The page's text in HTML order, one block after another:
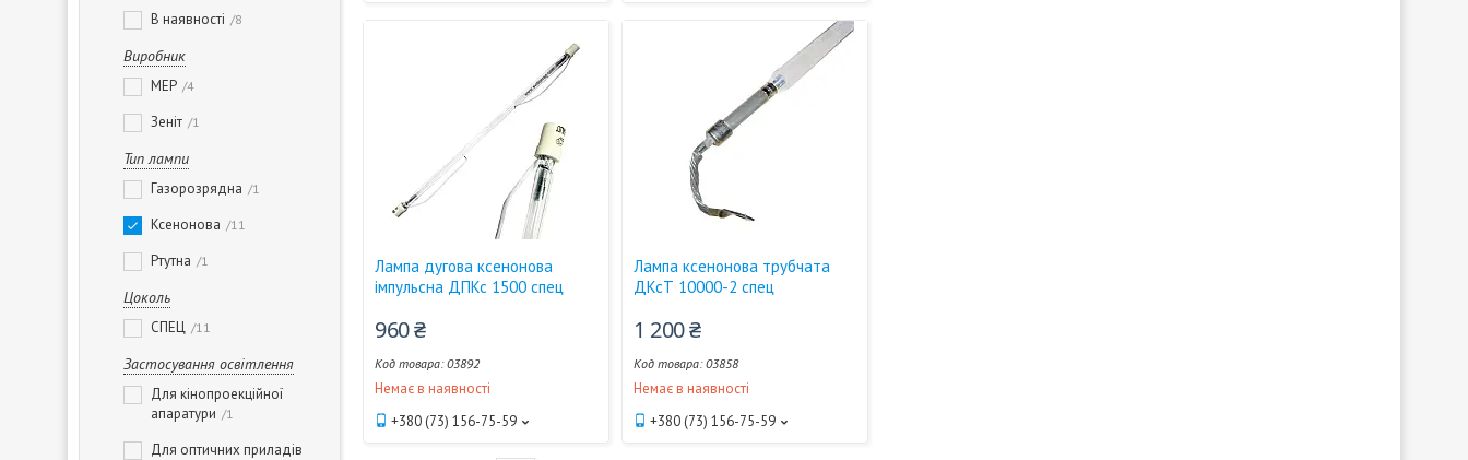
В наявності 8
Виробник
MEP 4
Зеніт 1
Тип лампи
Газорозрядна 1
Ксенонова 11
Ртутна 1
Цоколь
СПЕЦ 11
Застосування освітлення
Для кінопроекційної
апаратури
1
Для оптичних приладів
Лампа дугова ксенонова
імпульсна ДПКс 1500 спец
960 ₴
03892
Немає в наявності
+380 (73) 156-75-59
Лампа ксенонова трубчата
ДКсТ 10000-2 спец
1 200 ₴
03858
Немає в наявності
+380 (73) 156-75-59